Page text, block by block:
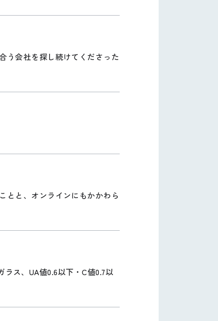
う会社を探し続けてくださった
とと、オンラインにもかかわら
ス、UA値0.6以下・C値0.7以